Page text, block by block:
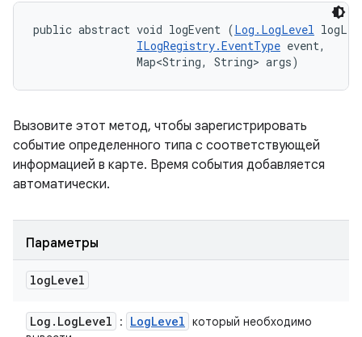
public abstract void logEvent (Log.LogLevel
ILogRegistry.EventType event,
                Map<String, String> args)
Вызовите этот метод, чтобы зарегистрировать
событие определенного типа с соответствующей
информацией в карте. Время события добавляется
автоматически.
Параметры
logLevel
Log . LogLevel : LogLevel который необходимо